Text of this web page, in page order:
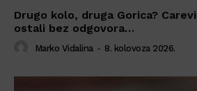
Drugo kolo, druga Gorica?
ostali bez odgovora…
Marko Vidalina - 8. kolovoza 2026.